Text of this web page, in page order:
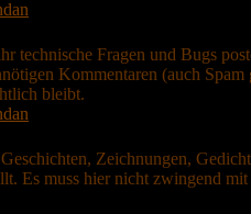
technische Fragen und Bugs
Kommentaren (auch Spam
bleibt.
Zeichnungen,
Es muss hier nicht zwingend mit